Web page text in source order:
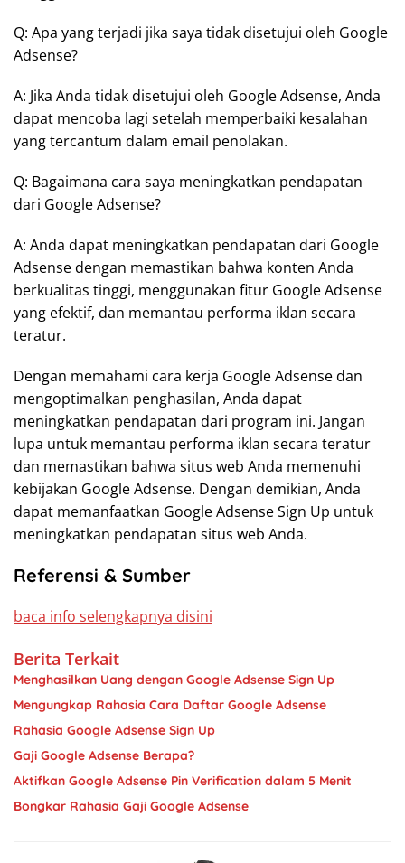
Q: Apa yang terjadi jika saya tidak disetujui oleh Google
Adsense?
A: Jika Anda tidak disetujui oleh Google Adsense, Anda
dapat mencoba lagi setelah memperbaiki kesalahan
yang tercantum dalam email penolakan.
Q: Bagaimana cara saya meningkatkan pendapatan
dari Google Adsense?
A: Anda dapat meningkatkan pendapatan dari Google
Adsense dengan memastikan bahwa konten Anda
berkualitas tinggi, menggunakan fitur Google Adsense
yang efektif, dan memantau performa iklan secara
teratur.
Dengan memahami cara kerja Google Adsense dan
mengoptimalkan penghasilan, Anda dapat
meningkatkan pendapatan dari program ini. Jangan
lupa untuk memantau performa iklan secara teratur
dan memastikan bahwa situs web Anda memenuhi
kebijakan Google Adsense. Dengan demikian, Anda
dapat memanfaatkan Google Adsense Sign Up untuk
meningkatkan pendapatan situs web Anda.
Referensi & Sumber
baca info selengkapnya disini
Berita Terkait
Menghasilkan Uang dengan Google Adsense Sign Up
Mengungkap Rahasia Cara Daftar Google Adsense
Rahasia Google Adsense Sign Up
Gaji Google Adsense Berapa?
Aktifkan Google Adsense Pin Verification dalam 5 Menit
Bongkar Rahasia Gaji Google Adsense